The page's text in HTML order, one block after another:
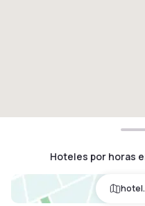
Hoteles por horas